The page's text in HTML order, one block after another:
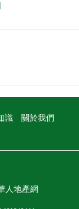
識
關於我們
人地產網